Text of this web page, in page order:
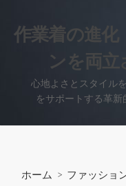
キ
作業着の進化
ンを両
心地よさとスタイル
をサポートする革新
ホーム > ファッショ